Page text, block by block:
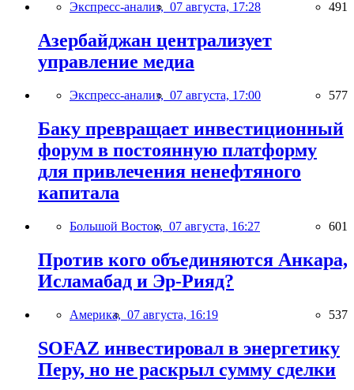
Экспресс-анализ, 07 августа, 17:28 491
Азербайджан централизует
управление медиа
Экспресс-анализ, 07 августа, 17:00 577
Баку превращает инвестиционный
форум в постоянную платформу
для привлечения ненефтяного
капитала
Большой Восток, 07 августа, 16:27 601
Против кого объединяются Анкара,
Исламабад и Эр-Рияд?
Америка, 07 августа, 16:19 537
SOFAZ инвестировал в энергетику
Перу, но не раскрыл сумму сделки